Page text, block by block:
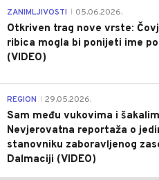
ZANIMLJIVOSTI 05.06.2026.
Otkriven trag nove vrste:
ribica mogla bi ponijeti ime
(VIDEO)
REGION 29.05.2026.
Sam među vukovima i
Nevjerovatna reportaža o
stanovniku zaboravljenog
Dalmaciji (VIDEO)